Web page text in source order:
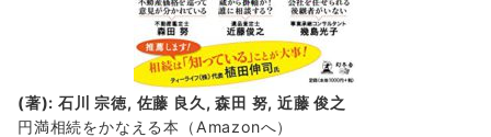
(著): 石川 宗徳, 佐藤 良久, 森田 努, 近藤 俊之
円満相続をかなえる本（Amazonへ）